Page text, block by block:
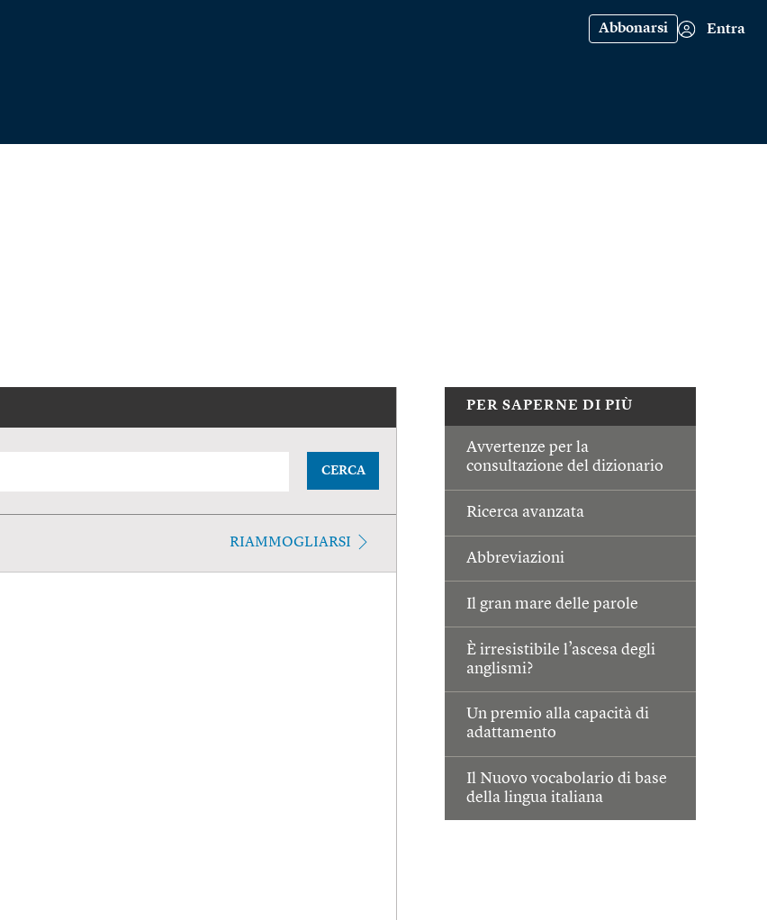
Abbonarsi Entra
PER SAPERNE DI PIÙ
Avvertenze per la
consultazione del dizionario
Ricerca avanzata
Abbreviazioni
Il gran mare delle parole
È irresistibile l’ascesa degli
anglismi?
Un premio alla capacità di
adattamento
Il Nuovo vocabolario di base
della lingua italiana
CERCA
RIAMMOGLIARSI